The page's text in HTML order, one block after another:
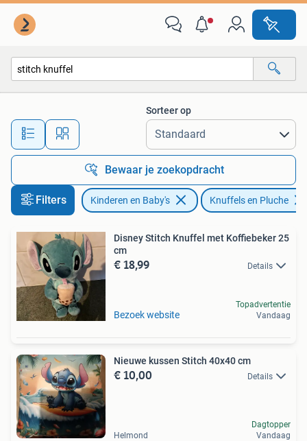
Alle afstanden…
Sorteer op
Bewaar je zoekopdracht
Filters Kinderen en Baby's Knuffels en Pluche
Disney Stitch Knuffel met Koffiebeker 25
cm
€ 18,99 Details
Bezoek website
Topadvertentie
Vandaag
Nieuwe kussen Stitch 40x40 cm
€ 10,00 Details
Helmond
Dagtopper
Vandaag